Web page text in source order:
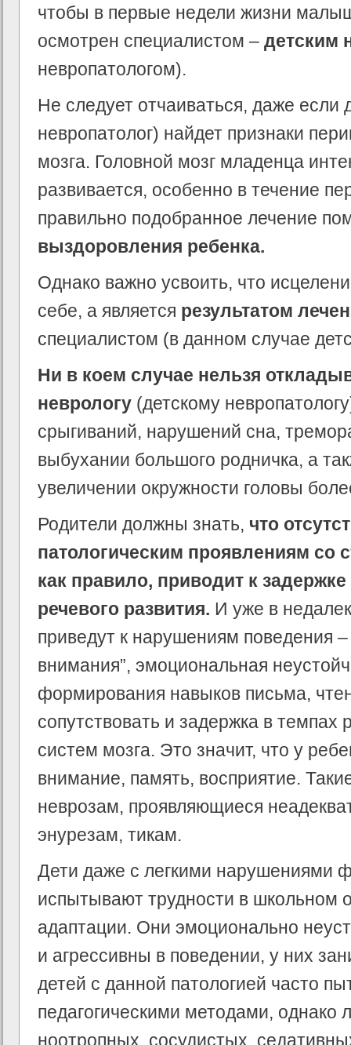
чтобы в первые недели жизни
осмотрен специалистом – детским
невропатологом).
Не следует отчаиваться, даже если
невропатолог) найдет признаки
мозга. Головной мозг младенца
развивается, особенно в течение
правильно подобранное лечение
выздоровления ребенка.
Однако важно усвоить, что
себе, а является результатом
специалистом (в данном случае
Ни в коем случае нельзя
неврологу (детскому
срыгиваний, нарушений сна,
выбухании большого родничка, а
увеличении окружности головы
Родители должны знать, что
патологическим проявлениям со
как правило, приводит к
речевого развития. И уже в
приведут к нарушениям поведения
внимания”, эмоциональная
формирования навыков письма,
сопутствовать и задержка в
систем мозга. Это значит, что у
внимание, память, восприятие.
неврозам, проявляющиеся
энурезам, тикам.
Дети даже с легкими нарушениями
испытывают трудности в школьном
адаптации. Они эмоционально
и агрессивны в поведении, у них
детей с данной патологией часто
педагогическими методами,
ноотропных, сосудистых,